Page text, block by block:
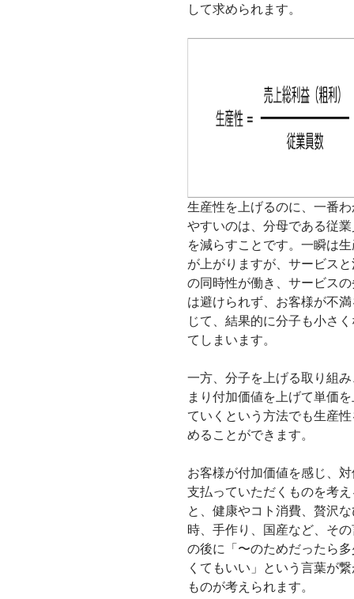
して求められます。
生産性を上げるのに、一番
やすいのは、分母である従
を減らすことです。一瞬は
が上がりますが、サービス
の同時性が働き、サービス
は避けられず、お客様が不
じて、結果的に分子も小さ
てしまいます。
一方、分子を上げる取り組
まり付加価値を上げて単価
ていくという方法でも生産
めることができます。
お客様が付加価値を感じ、
支払っていただくものを考
と、健康やコト消費、贅沢
時、手作り、国産など、そ
の後に「〜のためだったら
くてもいい」という言葉が
ものが考えられます。